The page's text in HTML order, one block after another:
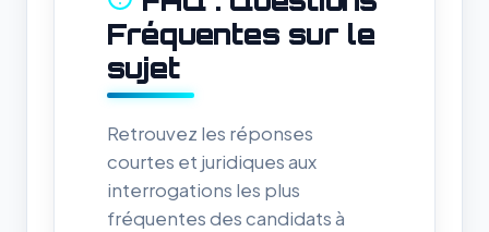
Fréquentes sur le
sujet
Retrouvez les réponses
courtes et juridiques aux
interrogations les plus
fréquentes des candidats à